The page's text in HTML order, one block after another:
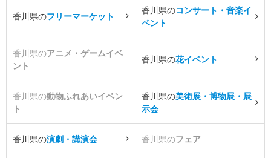
香川県のフリーマーケット
香川県のコンサート・音楽イ
ベント
香川県のアニメ・ゲームイベ
ント
香川県の花イベント
香川県の動物ふれあいイベン
ト
香川県の美術展・博物展・展
示会
香川県の演劇・講演会 香川県のフェア